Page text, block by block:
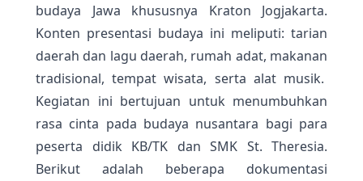
budaya Jawa khususnya Kraton Jogjakarta.
Konten presentasi budaya ini meliputi: tarian
daerah dan lagu daerah, rumah adat, makanan
tradisional, tempat wisata, serta alat musik.
Kegiatan ini bertujuan untuk menumbuhkan
rasa cinta pada budaya nusantara bagi para
peserta didik KB/TK dan SMK St. Theresia.
Berikut adalah beberapa dokumentasi